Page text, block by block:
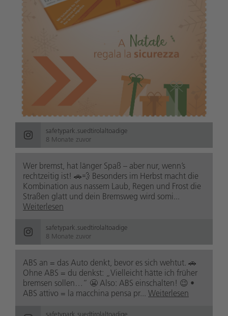
safetypark.suedtirolaltoadige
8 Monate zuvor
Wer bremst, hat länger Spaß – aber nur, wenn’s
rechtzeitig ist! 🚗💨 Besonders im Herbst macht die
Kombination aus nassem Laub, Regen und Frost die
Straßen glatt und dein Bremsweg wird somi...
Weiterlesen
safetypark.suedtirolaltoadige
8 Monate zuvor
ABS an = das Auto denkt, bevor es sich wehtut. 🚗
Ohne ABS = du denkst: „Vielleicht hätte ich früher
bremsen sollen…“ 😬 Also: ABS einschalten! 😉 •
ABS attivo = la macchina pensa pr... Weiterlesen
safetypark.suedtirolaltoadige